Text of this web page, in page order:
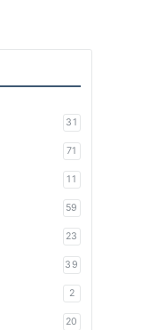
31
71
11
59
23
39
2
20